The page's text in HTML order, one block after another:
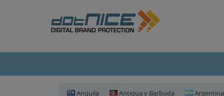
Anguila Antigua y Barbuda Argentina